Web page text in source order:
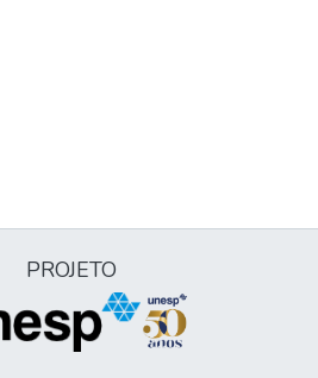
PROJETO